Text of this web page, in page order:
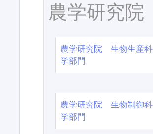
農学研究院
農学研究院 生物生産科
学部門
農学研究院 生物制御科
学部門